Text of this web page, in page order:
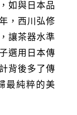
如與日本品
，西川弘修
讓茶器水準
選用日本傳
背後多了傳
最純粹的美